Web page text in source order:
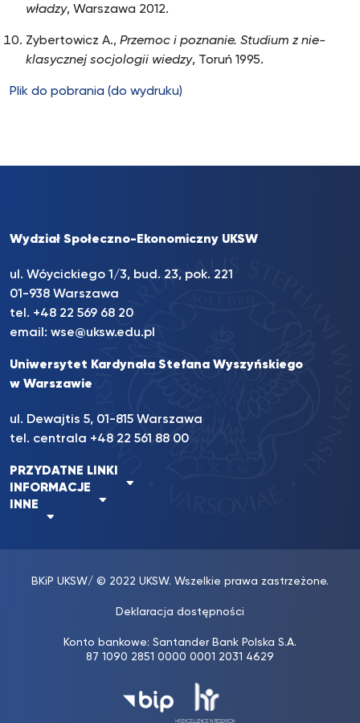
władzy, Warszawa 2012.
Zybertowicz A., Przemoc i poznanie. Studium z nie-
klasycznej socjologii wiedzy, Toruń 1995.
Plik do pobrania (do wydruku)
Wydział Społeczno-Ekonomiczny UKSW
ul. Wóycickiego 1/3, bud. 23, pok. 221
01-938 Warszawa
tel. +48 22 569 68 20
email: wse@uksw.edu.pl
Uniwersytet Kardynała Stefana Wyszyńskiego
w Warszawie
ul. Dewajtis 5, 01-815 Warszawa
tel. centrala +48 22 561 88 00
PRZYDATNE LINKI
INFORMACJE
INNE
BKiP UKSW/ © 2022 UKSW. Wszelkie prawa zastrzeżone.
Deklaracja dostępności
Konto bankowe: Santander Bank Polska S.A.
87 1090 2851 0000 0001 2031 4629